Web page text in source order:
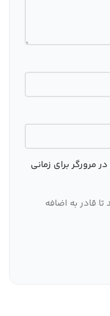
مرورگر برای زمانی
قادر به اضافه